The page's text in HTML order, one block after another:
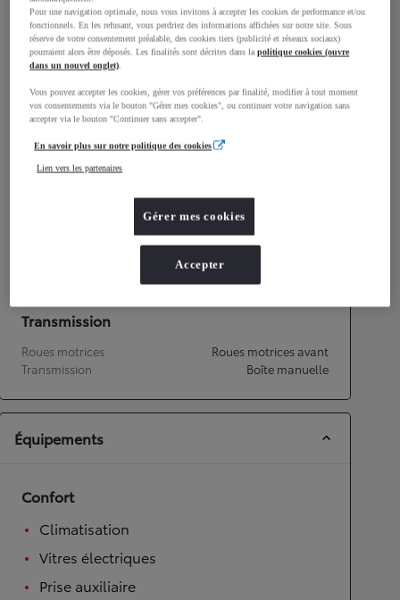
Largeur
1 740mm
Consommation mixte
Consommation mixte
Émissions CO2
Transmission
Roues motrices
Roues motrices avant
Transmission
Boîte manuelle
Équipements
Confort
Climatisation
Vitres électriques
Prise auxiliaire
Pour une navigation optimale, nous vous invitons à accepter les cookies de performance et/ou
fonctionnels. En les refusant, vous perdriez des informations affichées sur notre site. Sous
réserve de votre consentement préalable, des cookies tiers (publicité et réseaux sociaux)
pourraient alors être déposés. Les finalités sont décrites dans lapolitique cookies (ouvre
dans un nouvel onglet).
Vous pouvez accepter les cookies, gérer vos préférences par finalité, modifier à tout moment
vos consentements via le bouton "Gérer mes cookies", ou continuer votre navigation sans
accepter via le bouton "Continuer sans accepter".
En savoir plus sur notre politique des cookies
Lien vers les partenaires
Gérer mes cookies
Accepter